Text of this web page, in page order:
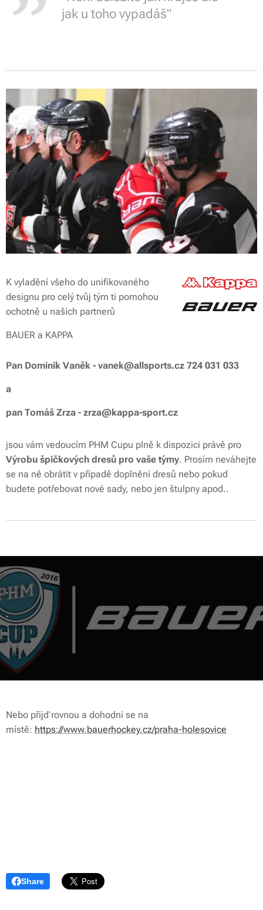
jak u toho vypadáš"
K vyladění všeho do unifikovaného
designu pro celý tvůj tým ti pomohou
ochotně u našich partnerů
BAUER a KAPPA
Pan Dominik Vaněk - vanek@allsports.cz 724 031 033
a
pan Tomáš Zrza - zrza@kappa-sport.cz
jsou vám vedoucím PHM Cupu plně k dispozici právě pro
Výrobu špičkových dresů pro vaše týmy. Prosím neváhejte
se na ně obrátit v případě doplnění dresů nebo pokud
budete potřebovat nové sady, nebo jen štulpny apod..
.
.
Nebo přijď rovnou a dohodni se na
místě: https://www.bauerhockey.cz/praha-holesovice
Share